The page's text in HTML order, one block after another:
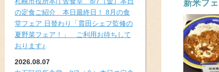
の定食ご紹介 本日最終日！ 8月の食
堂フェア 日替わり「貫田シェフ監修の
夏野菜フェア！」 ご利用お待ちして
おります♪
2026.08.07
新米フ